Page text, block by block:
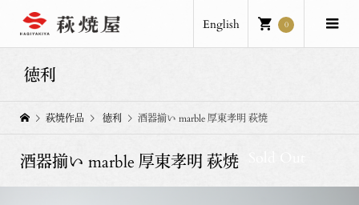
English 0
徳利
萩焼作品 徳利 酒器揃い marble 厚東孝明 萩焼
酒器揃い marble 厚東孝明 萩焼